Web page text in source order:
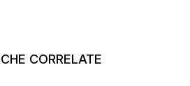
CORRELATE